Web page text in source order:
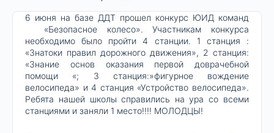
6 июня на базе ДДТ прошел конкурс ЮИД команд
«Безопасное колесо». Участникам конкурса
необходимо было пройти 4 станции. 1 станция :
«Знатоки правил дорожного движения», 2 станция:
«Знание основ оказания первой доврачебной
помощи «; 3 станция:»фигурное вождение
велосипеда» и 4 станция «Устройство велосипеда».
Ребята нашей школы справились на ура со всеми
станциями и заняли 1 место!!!! МОЛОДЦЫ!